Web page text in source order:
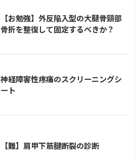
【お勉強】外反陥入型の大腿骨頸部
骨折を整復して固定するべきか？
神経障害性疼痛のスクリーニングシ
ート
【難】肩甲下筋腱断裂の診断